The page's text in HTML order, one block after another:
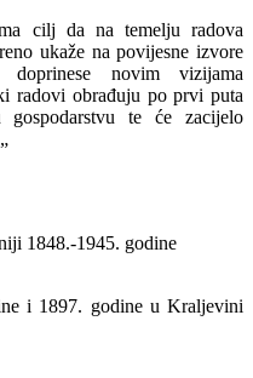
cilj da na temelju radova
ukaže na povijesne izvore
novim vizijama
radovi obrađuju po prvi puta
te će zacijelo
1848.-1945. godine
i 1897. godine u Kraljevini